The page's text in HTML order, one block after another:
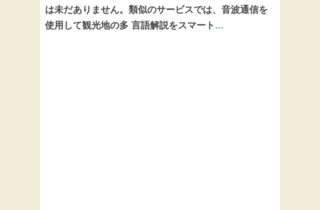
は未だありません。類似のサービスでは、音波通信を
使用して観光地の多 言語解説をスマート...